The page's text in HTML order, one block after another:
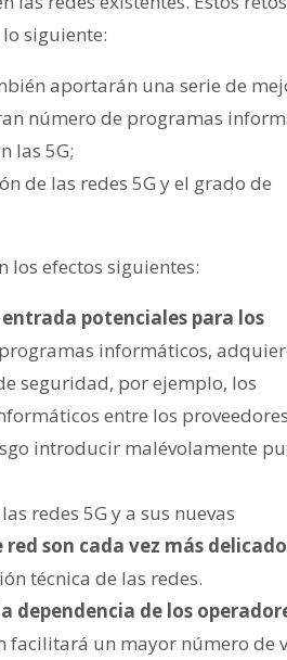
siguiente:
aportarán una serie de
número de programas
las 5G;
de las redes 5G y el grado de
los efectos siguientes:
potenciales para los
informáticos,
seguridad, por ejemplo, los
entre los
introducir malévolamente
redes 5G y a sus nuevas
son cada vez más
técnica de las redes.
dependencia de los
facilitará un mayor número de